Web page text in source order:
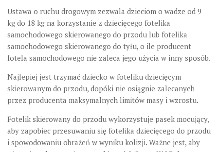
Ustawa o ruchu drogowym zezwala dzieciom o wadze od 9
kg do 18 kg na korzystanie z dziecięcego fotelika
samochodowego skierowanego do przodu lub fotelika
samochodowego skierowanego do tyłu, o ile producent
fotela samochodowego nie zaleca jego użycia w inny sposób.
Najlepiej jest trzymać dziecko w foteliku dziecięcym
skierowanym do przodu, dopóki nie osiągnie zalecanych
przez producenta maksymalnych limitów masy i wzrostu.
Fotelik skierowany do przodu wykorzystuje pasek mocujący,
aby zapobiec przesuwaniu się fotelika dziecięcego do przodu
i spowodowaniu obrażeń w wyniku kolizji. Ważne jest, aby